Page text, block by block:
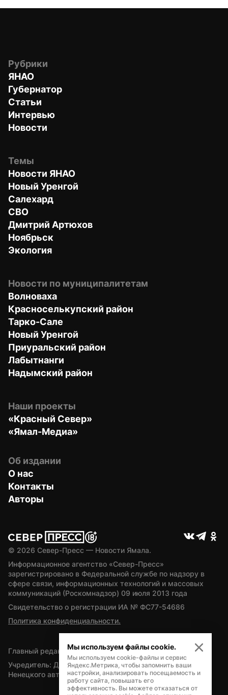
Рубрики
ЯНАО
Губернатор
Статьи
Интервью
Новости
Темы
Новости ЯНАО
Новый Уренгой
Салехард
СВО
Дмитрий Артюхов
Ноябрьск
Экология
Новости по муниципалитетам
Волноваха
Красноселькупский район
Тарко-Сале
Новый Уренгой
Приуральский район
Лабытнанги
Надымский район
Наши проекты
«Красный Север»
«Ямал-Медиа»
Об издании
О нас
Контакты
Авторы
© 2026 Север-Пресс — Новости Ямала.
Информационное агентство «Север-Пресс»
зарегистрировано в Федеральной службе по надзору в
сфере связи, информационных технологий и массовых
коммуникаций (Роскомнадзор) 09 июля 2013 года
Свидетельство о регистрации ИА № ФС77-54686
Политика конфиденциальности.
Главный редактор — А.Л. Поздеев
Учредитель: Департамент внутренней политики Ямало-
Ненецкого автономного округа
Мы используем файлы cookie.
Мы используем cookie-файлы и сервис
Яндекс.Метрика, чтобы запомнить ваши
настройки, анализировать посещаемость и
работу сайта, повышать его
эффективность. Вы можете отказаться от